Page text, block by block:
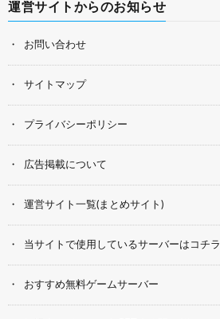
運営サイトからのお知らせ
お問い合わせ
サイトマップ
プライバシーポリシー
広告掲載について
運営サイト一覧(まとめサイト)
当サイトで使用しているサーバーはコチラ
おすすめ無料ゲームサーバー